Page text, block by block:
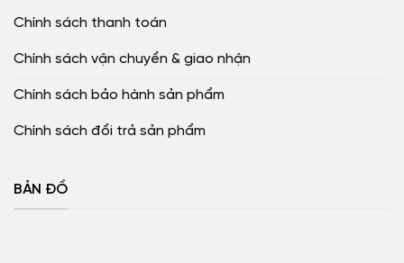
Chính sách thanh toán
Chính sách vận chuyển & giao nhận
Chính sách bảo hành sản phẩm
Chính sách đổi trả sản phẩm
BẢN ĐỒ